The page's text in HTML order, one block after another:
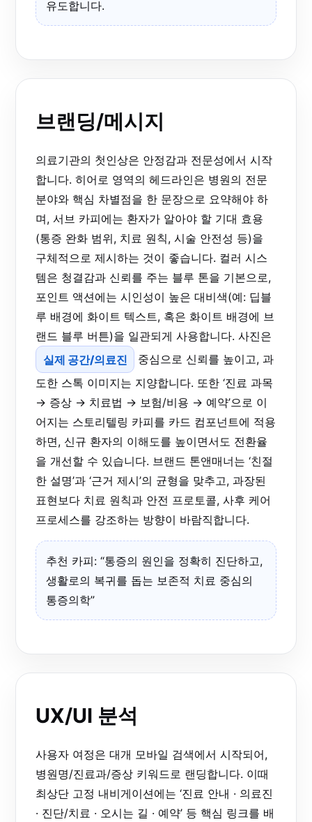
유도합니다.
브랜딩/메시지
의료기관의 첫인상은 안정감과 전문성에서 시작
합니다. 히어로 영역의 헤드라인은 병원의 전문
분야와 핵심 차별점을 한 문장으로 요약해야 하
며, 서브 카피에는 환자가 알아야 할 기대 효용
(통증 완화 범위, 치료 원칙, 시술 안전성 등)을
구체적으로 제시하는 것이 좋습니다. 컬러 시스
템은 청결감과 신뢰를 주는 블루 톤을 기본으로,
포인트 액션에는 시인성이 높은 대비색(예: 딥블
루 배경에 화이트 텍스트, 혹은 화이트 배경에 브
랜드 블루 버튼)을 일관되게 사용합니다. 사진은
실제 공간/의료진
중심으로 신뢰를 높이고, 과
도한 스톡 이미지는 지양합니다. 또한 ‘진료 과목
→ 증상 → 치료법 → 보험/비용 → 예약’으로 이
어지는 스토리텔링 카피를 카드 컴포넌트에 적용
하면, 신규 환자의 이해도를 높이면서도 전환율
을 개선할 수 있습니다. 브랜드 톤앤매너는 ‘친절
한 설명’과 ‘근거 제시’의 균형을 맞추고, 과장된
표현보다 치료 원칙과 안전 프로토콜, 사후 케어
프로세스를 강조하는 방향이 바람직합니다.
추천 카피: “통증의 원인을 정확히 진단하고,
생활로의 복귀를 돕는 보존적 치료 중심의
통증의학”
UX/UI 분석
사용자 여정은 대개 모바일 검색에서 시작되어,
병원명/진료과/증상 키워드로 랜딩합니다. 이때
최상단 고정 내비게이션에는 ‘진료 안내 · 의료진
· 진단/치료 · 오시는 길 · 예약’ 등 핵심 링크를 배